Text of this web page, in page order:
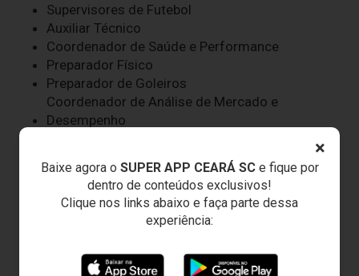
×
Baixe agora o SUPER APP CEARÁ SCe fique por
dentro de conteúdos exclusivos!
Clique nos links abaixo e faça parte dessa
experiência:
Supervisores de Futebol
Auxiliar Técnico
Coordenador de Saúde e Performance
Preparador Físico
Preparador de Goleiros
Coordenador de Análise de Mercado e
Desempenho
Médicos
Fisioterapeutas
Fisiologista
Dentista